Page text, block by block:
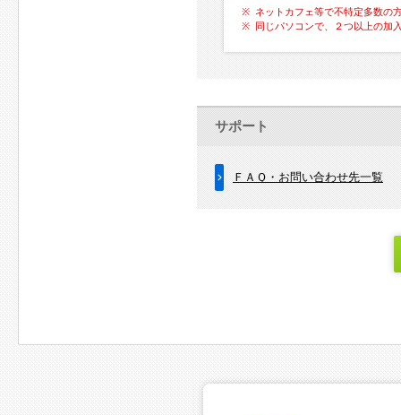
ネットカフェ等で不特定多数の
同じパソコンで、２つ以上の加
サポート
ＦＡＱ・お問い合わせ先一覧